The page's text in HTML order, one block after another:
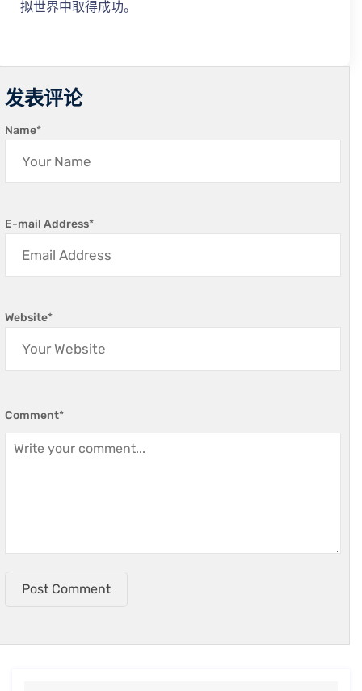
拟世界中取得成功。
发表评论
Name*
E-mail Address*
Website*
Comment*
Post Comment